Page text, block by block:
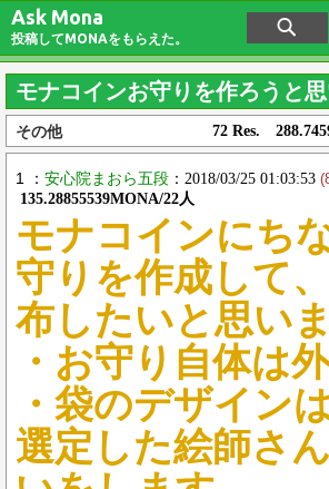
Ask Mona
投稿してMONAをもらえた。
モナコインお守りを作ろうと思
その他 72 Res.
1 ： 安心院まおら五段 ：2018/03/25 01:03:53
135.28855539MONA/22人
モナコインにち
守りを作成して
布したいと思いま
・お守り自体は外
・袋のデザイン
選定した絵師さ